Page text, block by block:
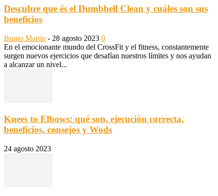
Descubre que és el Dumbbell Clean y cuáles son sus
beneficios
Bruno Martín - 28 agosto 2023 0
En el emocionante mundo del CrossFit y el fitness, constantemente
surgen nuevos ejercicios que desafían nuestros límites y nos ayudan
a alcanzar un nivel...
Knees to Elbows: qué son, ejecución correcta,
beneficios, consejos y Wods
24 agosto 2023